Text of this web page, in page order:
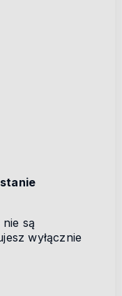
są
wyłącznie